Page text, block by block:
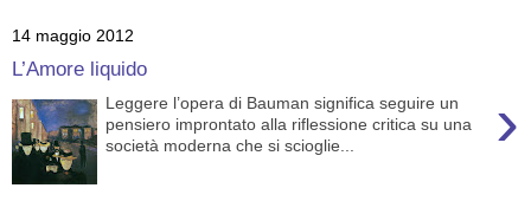
14 maggio 2012
L’Amore liquido
›
Leggere l’opera di Bauman significa seguire un
pensiero improntato alla riflessione critica su una
società moderna che si scioglie...